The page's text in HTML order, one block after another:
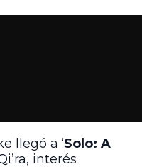
llegó a ‘Solo: A
interés